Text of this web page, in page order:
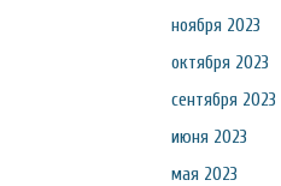
ноября 2023
октября 2023
сентября 2023
июня 2023
мая 2023